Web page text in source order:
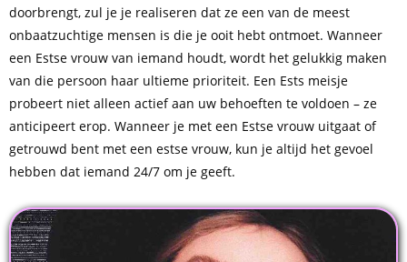
doorbrengt, zul je je realiseren dat ze een van de meest
onbaatzuchtige mensen is die je ooit hebt ontmoet. Wanneer
een Estse vrouw van iemand houdt, wordt het gelukkig maken
van die persoon haar ultieme prioriteit. Een Ests meisje
probeert niet alleen actief aan uw behoeften te voldoen – ze
anticipeert erop. Wanneer je met een Estse vrouw uitgaat of
getrouwd bent met een estse vrouw, kun je altijd het gevoel
hebben dat iemand 24/7 om je geeft.